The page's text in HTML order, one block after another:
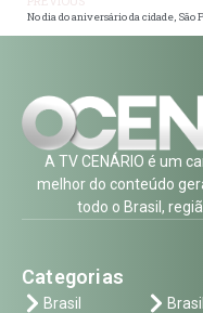
A TV CENÁRIO é um
melhor do conteúdo
todo o Brasil,
Categorias
Brasil Brasil